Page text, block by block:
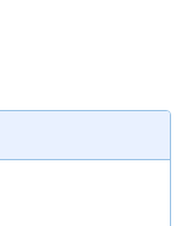
生
会か
、判
で